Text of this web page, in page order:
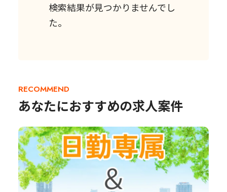
検索結果が見つかりませんでし
た。
RECOMMEND
あなたにおすすめの求人案件